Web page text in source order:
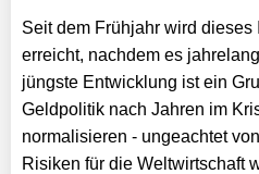
Seit dem Frühjahr wird
erreicht, nachdem es
jüngste Entwicklung ist ein
Geldpolitik nach Jahren im
normalisieren - ungeachtet
Risiken für die Weltwirtschaft